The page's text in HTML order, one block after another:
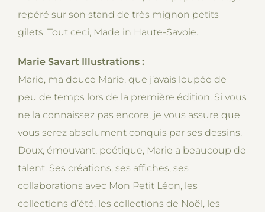
repéré sur son stand de très mignon petits
gilets. Tout ceci, Made in Haute-Savoie.
Marie Savart Illustrations :
Marie, ma douce Marie, que j’avais loupée de
peu de temps lors de la première édition. Si vous
ne la connaissez pas encore, je vous assure que
vous serez absolument conquis par ses dessins.
Doux, émouvant, poétique, Marie a beaucoup de
talent. Ses créations, ses affiches, ses
collaborations avec Mon Petit Léon, les
collections d’été, les collections de Noël, les